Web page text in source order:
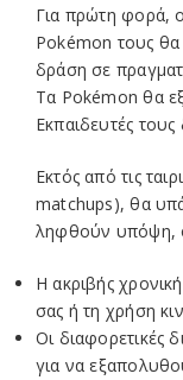
Για πρώτη φορά,
Pokémon τους θα
δράση σε
Τα Pokémon θα
Εκπαιδευτές
Εκτός από τις
matchups), θα
ληφθούν υπόψη,
Η ακριβής
σας ή τη χρήση
Οι διαφορετικές
για να